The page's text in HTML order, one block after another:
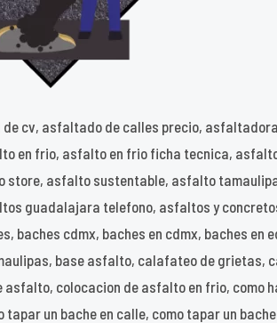
de cv, asfaltado de calles precio,
en frio, asfalto en frio ficha tecnica,
store, asfalto sustentable, asfalto
guadalajara telefono, asfaltos y
baches cdmx, baches en cdmx, baches en
base asfalto, calafateo de
asfalto, colocacion de asfalto en frio, como
tapar un bache en calle, como tapar un